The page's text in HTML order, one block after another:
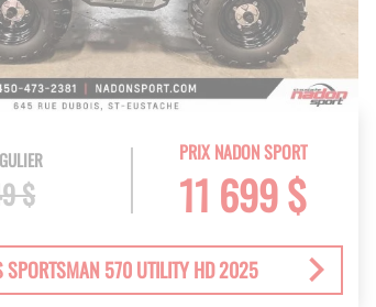
PRIX NADON SPORT
11 699 $
$
SPORTSMAN 570 UTILITY HD 2025